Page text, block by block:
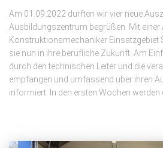
Am 01.09.2022 durften wir vier neue
Ausbildungszentrum begrüßen. Mit einer
Konstruktionsmechaniker Einsatzgebiet
sie nun in ihre berufliche Zukunft. Am
durch den technischen Leiter und die
empfangen und umfassend über ihren
informiert. In den ersten Wochen werden